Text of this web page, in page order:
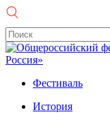
Фестиваль
История